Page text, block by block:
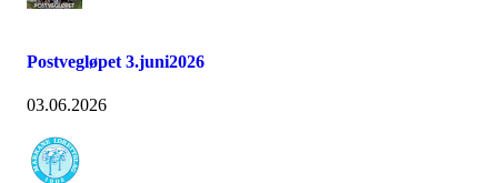
Postvegløpet 3.juni2026
03.06.2026